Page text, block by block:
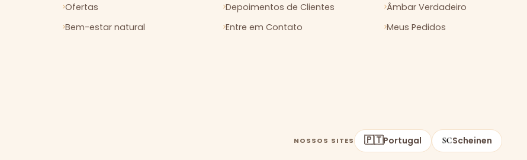
Ofertas
Bem-estar natural
Depoimentos de Clientes
Entre em Contato
Âmbar Verdadeiro
Meus Pedidos
NOSSOS SITES 🇵🇹Portugal Scheinen